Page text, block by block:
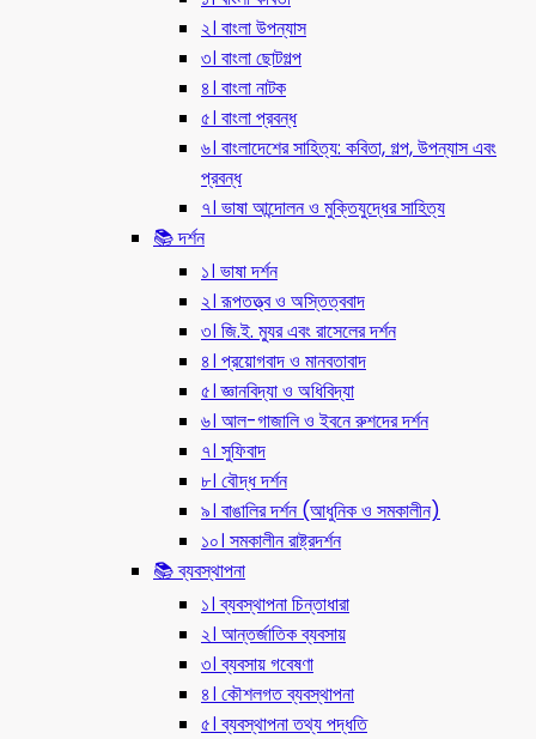
২। বাংলা উপন্যাস
৩। বাংলা ছোটগল্প
৪। বাংলা নাটক
৫। বাংলা প্রবন্ধ
৬। বাংলাদেশের সাহিত্য: কবিতা, গল্প, উপন্যাস এবং
প্রবন্ধ
৭। ভাষা আন্দোলন ও মুক্তিযুদ্ধের সাহিত্য
📚 দর্শন
১। ভাষা দর্শন
২। রূপতত্ত্ব ও অস্তিত্ববাদ
৩। জি.ই. ম্যুর এবং রাসেলের দর্শন
৪। প্রয়োগবাদ ও মানবতাবাদ
৫। জ্ঞানবিদ্যা ও অধিবিদ্যা
৬। আল-গাজালি ও ইবনে রুশদের দর্শন
৭। সুফিবাদ
৮। বৌদ্ধ দর্শন
৯। বাঙালির দর্শন (আধুনিক ও সমকালীন)
১০। সমকালীন রাষ্ট্রদর্শন
📚 ব্যবস্থাপনা
১। ব্যবস্থাপনা চিন্তাধারা
২। আন্তর্জাতিক ব্যবসায়
৩। ব্যবসায় গবেষণা
৪। কৌশলগত ব্যবস্থাপনা
৫। ব্যবস্থাপনা তথ্য পদ্ধতি